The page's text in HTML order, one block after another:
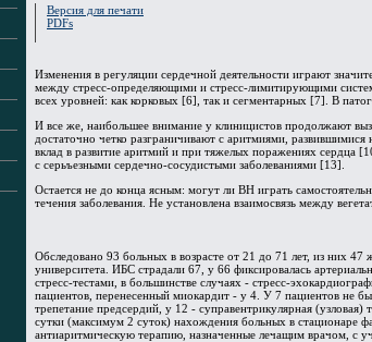
Версия для печати
PDFs
Изменения в регуляции сердечной деятельности играют
между стресс-определяющими и стресс-лимитирующими
всех уровней: как корковых [6], так и сегментарных [7]. В
И все же, наибольшее внимание у клиницистов продолжают
достаточно четко разграничивают с аритмиями,
вклад в развитие аритмий и при тяжелых поражениях сердца
с серьъезными сердечно-сосудистыми заболеваниями [13].
Остается не до конца ясным: могут ли ВН играть
течения заболевания. Не установлена взаимосвязь между
Обследовано 93 больных в возрасте от 21 до 71 лет, из них
университета. ИБС страдали 67, у 66 фиксировалась
стресс-тестами, в большинстве случаях - стресс-
пациентов, перенесенный миокардит - у 4. У 7 пациентов не
трепетание предсердий, у 12 - суправентрикулярная
сутки (максимум 2 суток) нахождения больных в стационаре
антиаритмическую терапию, назначенные лечащим врачом, с